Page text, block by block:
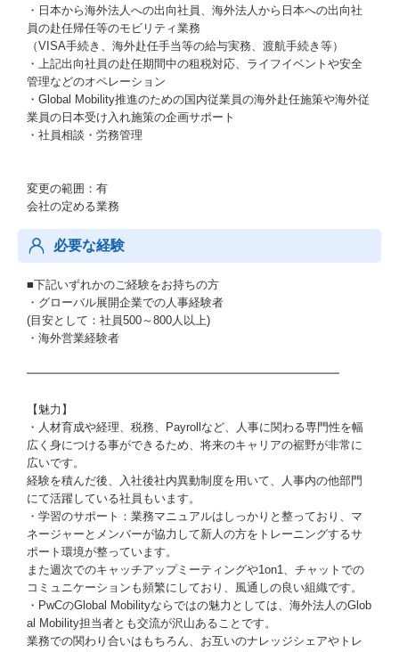
・日本から海外法人への出向社員、海外法人から日本への出向社
員の赴任帰任等のモビリティ業務
（VISA手続き、海外赴任手当等の給与実務、渡航手続き等）
・上記出向社員の赴任期間中の租税対応、ライフイベントや安全
管理などのオペレーション
・Global Mobility推進のための国内従業員の海外赴任施策や海外従
業員の日本受け入れ施策の企画サポート
・社員相談・労務管理
変更の範囲：有
会社の定める業務
必要な経験
■下記いずれかのご経験をお持ちの方
・グローバル展開企業での人事経験者
(目安として：社員500～800人以上)
・海外営業経験者
━━━━━━━━━━━━━━━━━━━━━━━━━━━
【魅力】
・人材育成や経理、税務、Payrollなど、人事に関わる専門性を幅
広く身につける事ができるため、将来のキャリアの裾野が非常に
広いです。
経験を積んだ後、入社後社内異動制度を用いて、人事内の他部門
にて活躍している社員もいます。
・学習のサポート：業務マニュアルはしっかりと整っており、マ
ネージャーとメンバーが協力して新人の方をトレーニングするサ
ポート環境が整っています。
また週次でのキャッチアップミーティングや1on1、チャットでの
コミュニケーションも頻繁にしており、風通しの良い組織です。
・PwCのGlobal Mobilityならではの魅力としては、海外法人のGlob
al Mobility担当者とも交流が沢山あることです。
業務での関わり合いはもちろん、お互いのナレッジシェアやトレ